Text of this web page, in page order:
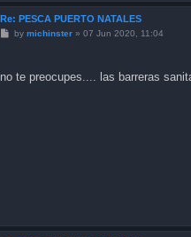
Re: PESCA PUERTO NATALES
Pby michinster» 07 Jun 2020, 11:04
no te preocupes.... las barreras